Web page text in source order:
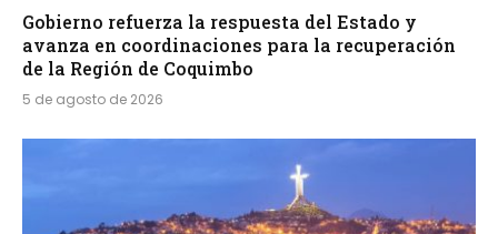
Gobierno refuerza la respuesta del Estado y
avanza en coordinaciones para la recuperación
de la Región de Coquimbo
5 de agosto de 2026